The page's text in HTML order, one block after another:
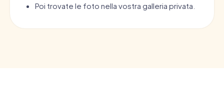
Poi trovate le foto nella vostra galleria privata.